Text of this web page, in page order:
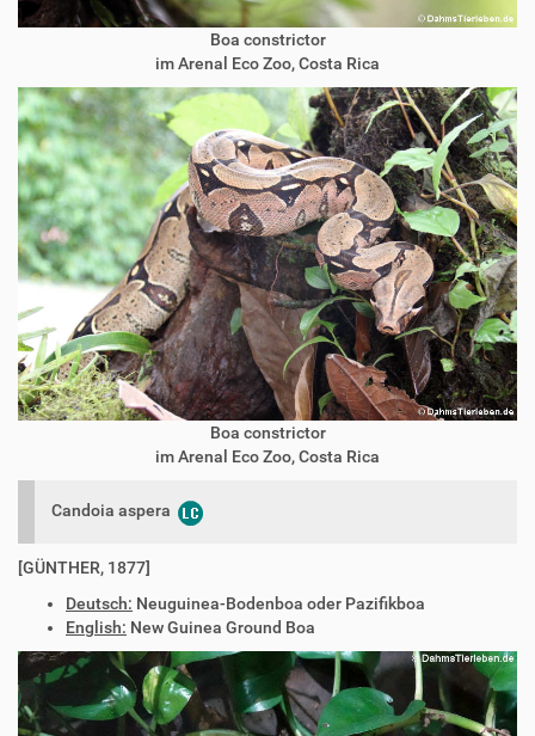
Boa constrictor
im Arenal Eco Zoo, Costa Rica
Boa constrictor
im Arenal Eco Zoo, Costa Rica
Candoia aspera
[GÜNTHER, 1877]
Deutsch: Neuguinea-Bodenboa oder Pazifikboa
English: New Guinea Ground Boa